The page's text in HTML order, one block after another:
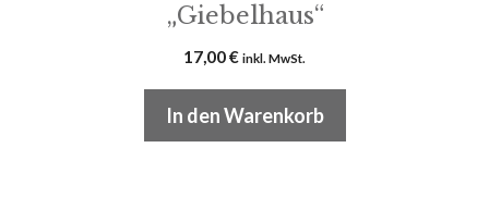
„Giebelhaus“
17,00€ inkl. MwSt.
In den Warenkorb